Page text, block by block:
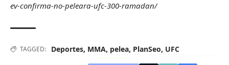
ev-confirma-no-peleara-ufc-300-ramadan/
TAGGED: Deportes, MMA, pelea, PlanSeo, UFC